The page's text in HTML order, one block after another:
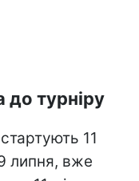
до турніру
11
липня, вже